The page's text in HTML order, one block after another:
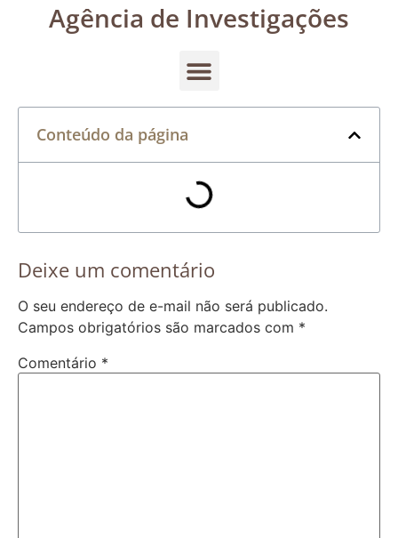
Agência de Investigações
Conteúdo da página
Deixe um comentário
O seu endereço de e-mail não será publicado.
Campos obrigatórios são marcados com *
Comentário *